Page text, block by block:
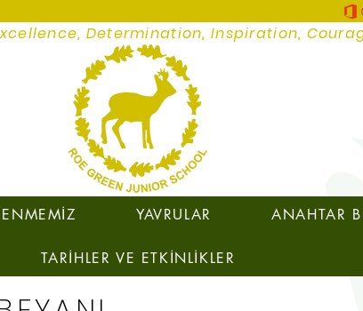
Determination, Inspiration,
YAVRULAR ANAHTAR
TARİHLER VE ETKİNLİKLER